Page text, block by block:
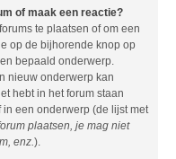
of maak een reactie?
te plaatsen of om een
op de bijhorende knop op
bepaald onderwerp.
nieuw onderwerp kan
hebt in het forum staan
een onderwerp (de lijst met
plaatsen, je mag niet
enz.).